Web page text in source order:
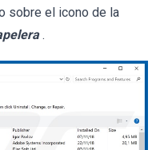
sobre el icono de la
.